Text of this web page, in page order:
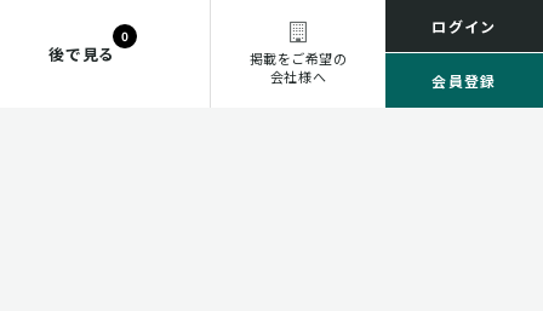
後で見る
0
掲載をご希望の
会社様へ
ログイン
会員登録